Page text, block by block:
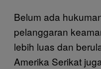
Belum ada
pelanggaran
lebih luas dan
Amerika Serikat